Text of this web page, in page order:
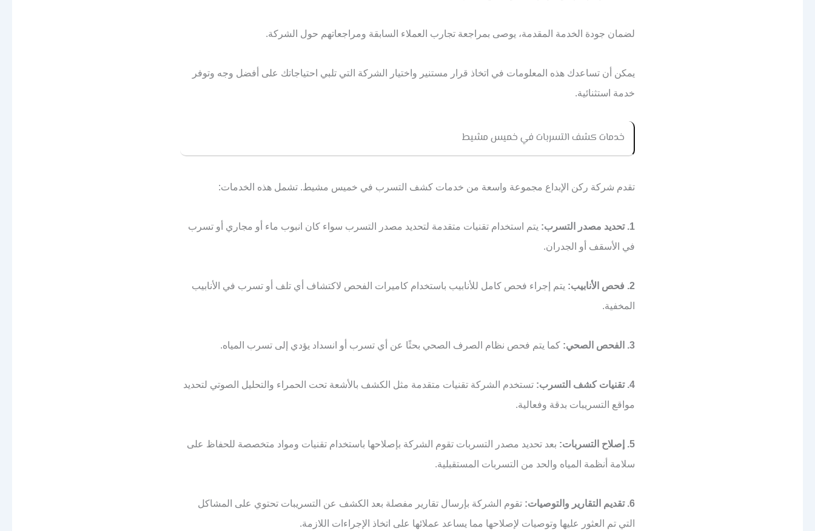
لضمان جودة الخدمة المقدمة، يوصى بمراجعة تجارب العملاء السابقة ومراجعاتهم حول الشركة.
يمكن أن تساعدك هذه المعلومات في اتخاذ قرار مستنير واختيار الشركة التي تلبي احتياجاتك على أفضل وجه وتوفر
خدمة استثنائية.
خدمات كشف التسربات في خميس مشيط
تقدم شركة ركن الإبداع مجموعة واسعة من خدمات كشف التسرب في خميس مشيط. تشمل هذه الخدمات:
1. تحديد مصدر التسرب:
يتم استخدام تقنيات متقدمة لتحديد مصدر التسرب سواء كان انبوب ماء أو مجاري أو تسرب
في الأسقف أو الجدران.
2. فحص الأنابيب:
يتم إجراء فحص كامل للأنابيب باستخدام كاميرات الفحص لاكتشاف أي تلف أو تسرب في الأنابيب
المخفية.
3. الفحص الصحي: كما يتم فحص نظام الصرف الصحي بحثًا عن أي تسرب أو انسداد يؤدي إلى تسرب المياه.
4. تقنيات كشف التسرب:
تستخدم الشركة تقنيات متقدمة مثل الكشف بالأشعة تحت الحمراء والتحليل الصوتي لتحديد
مواقع التسريبات بدقة وفعالية.
5. إصلاح التسربات:
بعد تحديد مصدر التسربات تقوم الشركة بإصلاحها باستخدام تقنيات ومواد متخصصة للحفاظ على
سلامة أنظمة المياه والحد من التسربات المستقبلية.
6. تقديم التقارير والتوصيات:
تقوم الشركة بإرسال تقارير مفصلة بعد الكشف عن التسريبات تحتوي على المشاكل
التي تم العثور عليها وتوصيات لإصلاحها مما يساعد عملائها على اتخاذ الإجراءات اللازمة.